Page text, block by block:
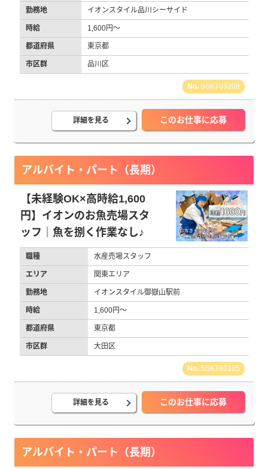
勤務地 イオンスタイル品川シーサイド
時給 1,600円～
都道府県 東京都
市区群 品川区
SSKT03209
詳細を見る このお仕事に応募
アルバイト・パート（長期）
【未経験OK×高時給1,600
円】イオンのお魚売場スタ
ッフ｜魚を捌く作業なし♪
職種 水産売場スタッフ
エリア 関東エリア
勤務地 イオンスタイル御嶽山駅前
時給 1,600円～
都道府県 東京都
市区群 大田区
SSKT03105
詳細を見る このお仕事に応募
アルバイト・パート（長期）